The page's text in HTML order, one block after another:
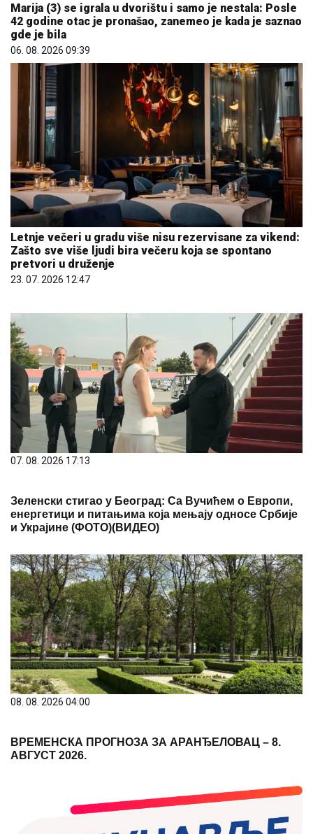
Marija (3) se igrala u dvorištu i samo je nestala: Posle
42 godine otac je pronašao, zanemeo je kada je saznao
gde je bila
06. 08. 2026 09:39
Letnje večeri u gradu više nisu rezervisane za vikend:
Zašto sve više ljudi bira večeru koja se spontano
pretvori u druženje
23. 07. 2026 12:47
07. 08. 2026 17:13
Зеленски стигао у Београд: Са Вучићем о Европи,
енергетици и питањима која мењају односе Србије
и Украјине (ФОТО)(ВИДЕО)
08. 08. 2026 04:00
ВРЕМЕНСКА ПРОГНОЗА ЗА АРАНЂЕЛОВАЦ – 8.
АВГУСТ 2026.